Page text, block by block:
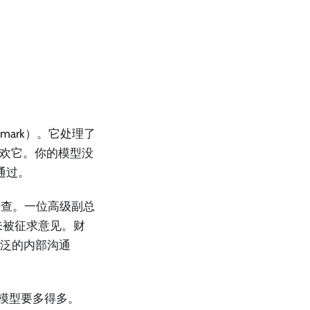
）。它处理了
它。你的模型没
。
。一位高级副总
被征求意见。财
的内部沟通
要多得多。